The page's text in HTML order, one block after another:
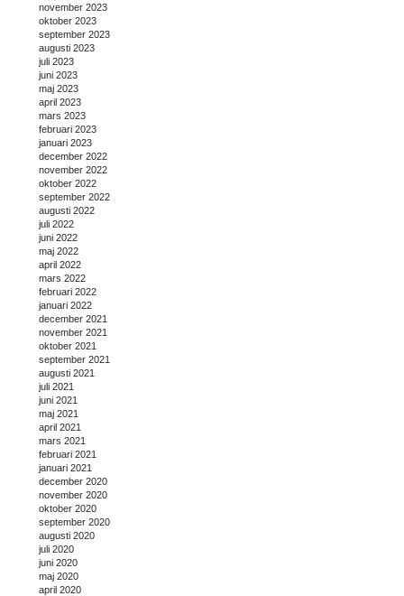
november 2023
oktober 2023
september 2023
augusti 2023
juli 2023
juni 2023
maj 2023
april 2023
mars 2023
februari 2023
januari 2023
december 2022
november 2022
oktober 2022
september 2022
augusti 2022
juli 2022
juni 2022
maj 2022
april 2022
mars 2022
februari 2022
januari 2022
december 2021
november 2021
oktober 2021
september 2021
augusti 2021
juli 2021
juni 2021
maj 2021
april 2021
mars 2021
februari 2021
januari 2021
december 2020
november 2020
oktober 2020
september 2020
augusti 2020
juli 2020
juni 2020
maj 2020
april 2020